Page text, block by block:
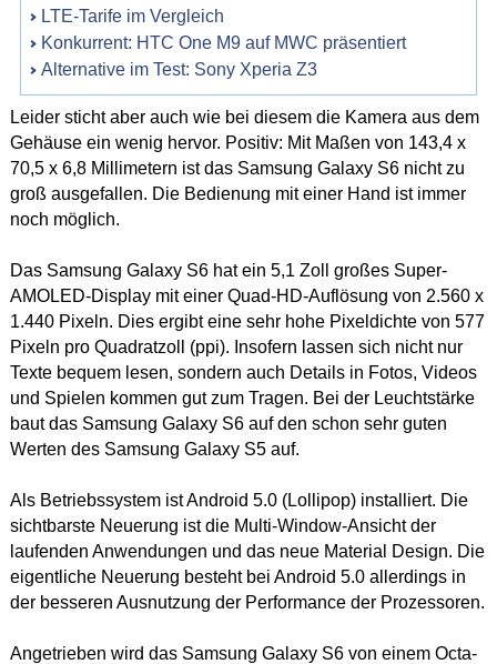
LTE-Tarife im Vergleich
Konkurrent: HTC One M9 auf MWC präsentiert
Alternative im Test: Sony Xperia Z3
Leider sticht aber auch wie bei diesem die Kamera aus dem
Gehäuse ein wenig hervor. Positiv: Mit Maßen von 143,4 x
70,5 x 6,8 Millimetern ist das Samsung Galaxy S6 nicht zu
groß ausgefallen. Die Bedienung mit einer Hand ist immer
noch möglich.
Das Samsung Galaxy S6 hat ein 5,1 Zoll großes Super-
AMOLED-Display mit einer Quad-HD-Auflösung von 2.560 x
1.440 Pixeln. Dies ergibt eine sehr hohe Pixeldichte von 577
Pixeln pro Quadratzoll (ppi). Insofern lassen sich nicht nur
Texte bequem lesen, sondern auch Details in Fotos, Videos
und Spielen kommen gut zum Tragen. Bei der Leuchtstärke
baut das Samsung Galaxy S6 auf den schon sehr guten
Werten des Samsung Galaxy S5 auf.
Als Betriebssystem ist Android 5.0 (Lollipop) installiert. Die
sichtbarste Neuerung ist die Multi-Window-Ansicht der
laufenden Anwendungen und das neue Material Design. Die
eigentliche Neuerung besteht bei Android 5.0 allerdings in
der besseren Ausnutzung der Performance der Prozessoren.
Angetrieben wird das Samsung Galaxy S6 von einem Octa-